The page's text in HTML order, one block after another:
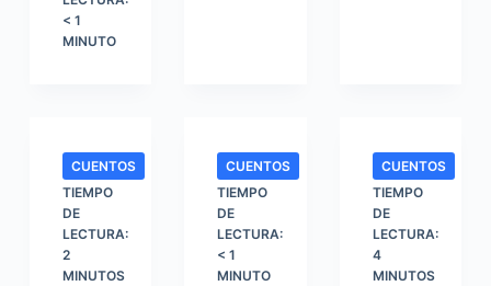
< 1
MINUTO
CUENTOS
TIEMPO
DE
LECTURA:
2
MINUTOS
CUENTOS
TIEMPO
DE
LECTURA:
< 1
MINUTO
CUENTOS
TIEMPO
DE
LECTURA:
4
MINUTOS